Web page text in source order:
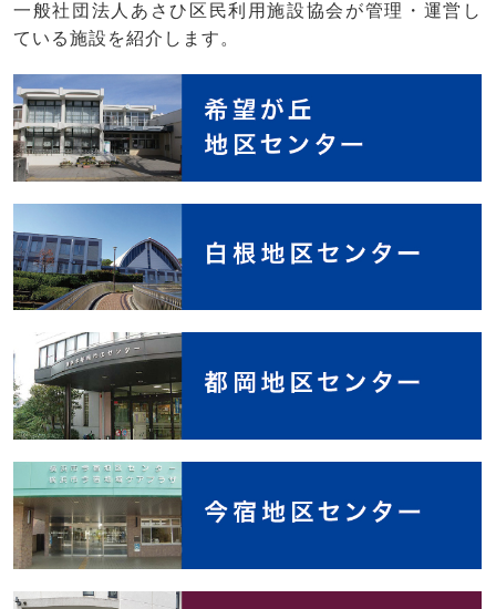
一般社団法人あさひ区民利用施設協会が管理・運営し
ている施設を紹介します。